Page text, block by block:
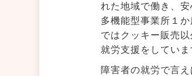
れた地域で働き、
多機能型事業所１
ではクッキー販売
就労支援をしていま
障害者の就労で言